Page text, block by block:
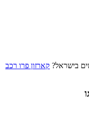
בישראל? קארזון פרו רכב